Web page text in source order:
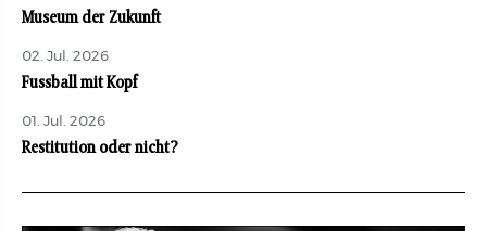
Museum der Zukunft
02. Jul. 2026
Fussball mit Kopf
01. Jul. 2026
Restitution oder nicht?